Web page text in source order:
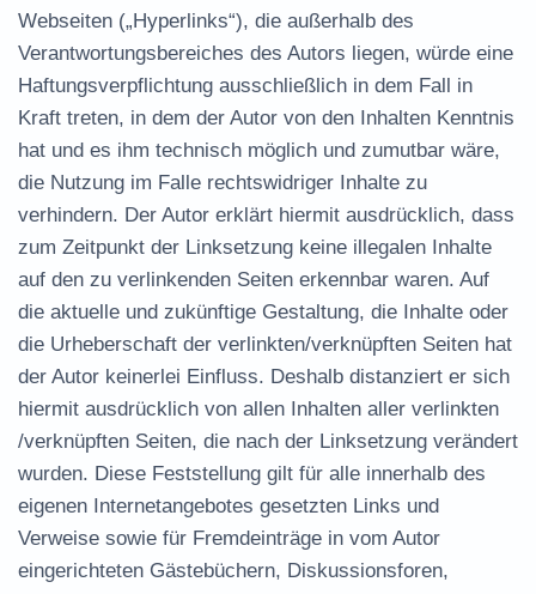
Webseiten („Hyperlinks“), die außerhalb des
Verantwortungsbereiches des Autors liegen, würde eine
Haftungsverpflichtung ausschließlich in dem Fall in
Kraft treten, in dem der Autor von den Inhalten Kenntnis
hat und es ihm technisch möglich und zumutbar wäre,
die Nutzung im Falle rechtswidriger Inhalte zu
verhindern. Der Autor erklärt hiermit ausdrücklich, dass
zum Zeitpunkt der Linksetzung keine illegalen Inhalte
auf den zu verlinkenden Seiten erkennbar waren. Auf
die aktuelle und zukünftige Gestaltung, die Inhalte oder
die Urheberschaft der verlinkten/verknüpften Seiten hat
der Autor keinerlei Einfluss. Deshalb distanziert er sich
hiermit ausdrücklich von allen Inhalten aller verlinkten
/verknüpften Seiten, die nach der Linksetzung verändert
wurden. Diese Feststellung gilt für alle innerhalb des
eigenen Internetangebotes gesetzten Links und
Verweise sowie für Fremdeinträge in vom Autor
eingerichteten Gästebüchern, Diskussionsforen,